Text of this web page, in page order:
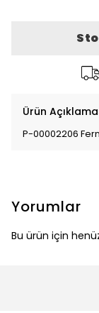
Ürün
P-00002206
Yorumlar
Bu ürün için